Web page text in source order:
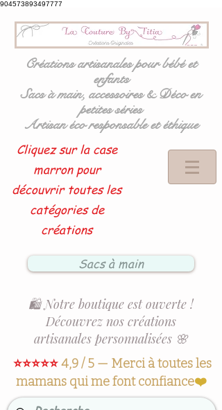
904573893497777
Créations artisanales pour bébé et
enfants
Sacs à main, accessoires & Déco en
petites séries
Artisan éco responsable et éthique
Cliquez sur la case
marron pour
découvrir toutes les
catégories de
créations
Sacs à main
🛍️ Notre boutique est ouverte !
Découvrez nos créations
artisanales personnalisées 🌸
⭐⭐⭐⭐⭐4,9 / 5 — Merci à toutes les
mamans qui me font confiance❤️